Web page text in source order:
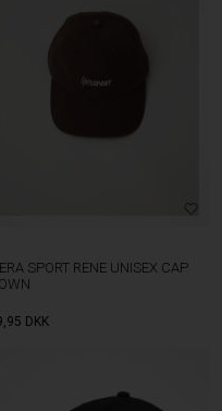
SPORT RENE UNISEX CAP
DKK